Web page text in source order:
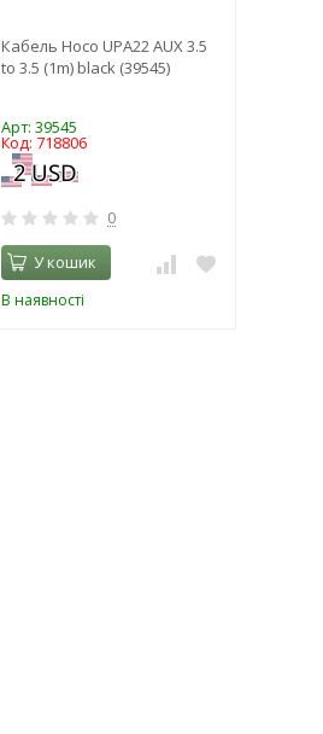
Кабель Hoco UPA22 AUX 3.5
to 3.5 (1m) black (39545)
Арт: 39545
Код: 718806
0
У кошик
В наявності